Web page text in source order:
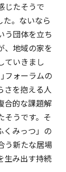
じたそうで
た。ないなら
う団体を立ち
、地域の家を
ていきまし
フォーラムの
さを抱える人
合的な課題解
そうです。そ
くみっつ」の
う新たな居場
生み出す持続